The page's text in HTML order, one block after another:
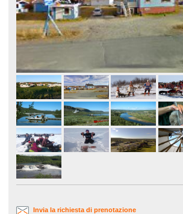
Invia la richiesta di prenotazione